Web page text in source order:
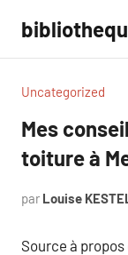
contenu
Uncategorized
Mes
toiture à
par Louise
Source à propos